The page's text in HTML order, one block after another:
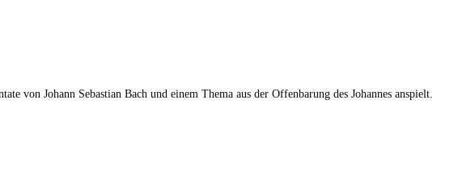
von Johann Sebastian Bach und einem Thema aus der Offenbarung des Johannes anspielt.